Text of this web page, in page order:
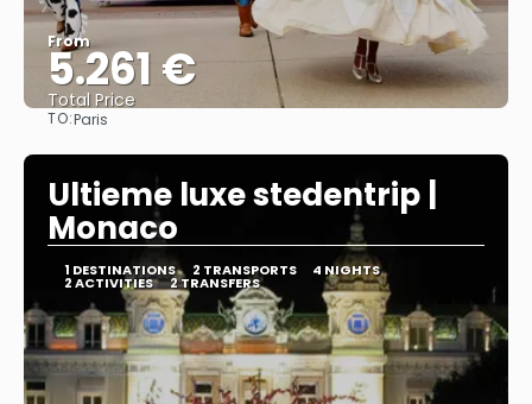
From
5.261 €
Total Price
TO:Paris
Ultieme luxe stedentrip |
Monaco
1 DESTINATIONS 2 TRANSPORTS 4 NIGHTS
2 ACTIVITIES 2 TRANSFERS